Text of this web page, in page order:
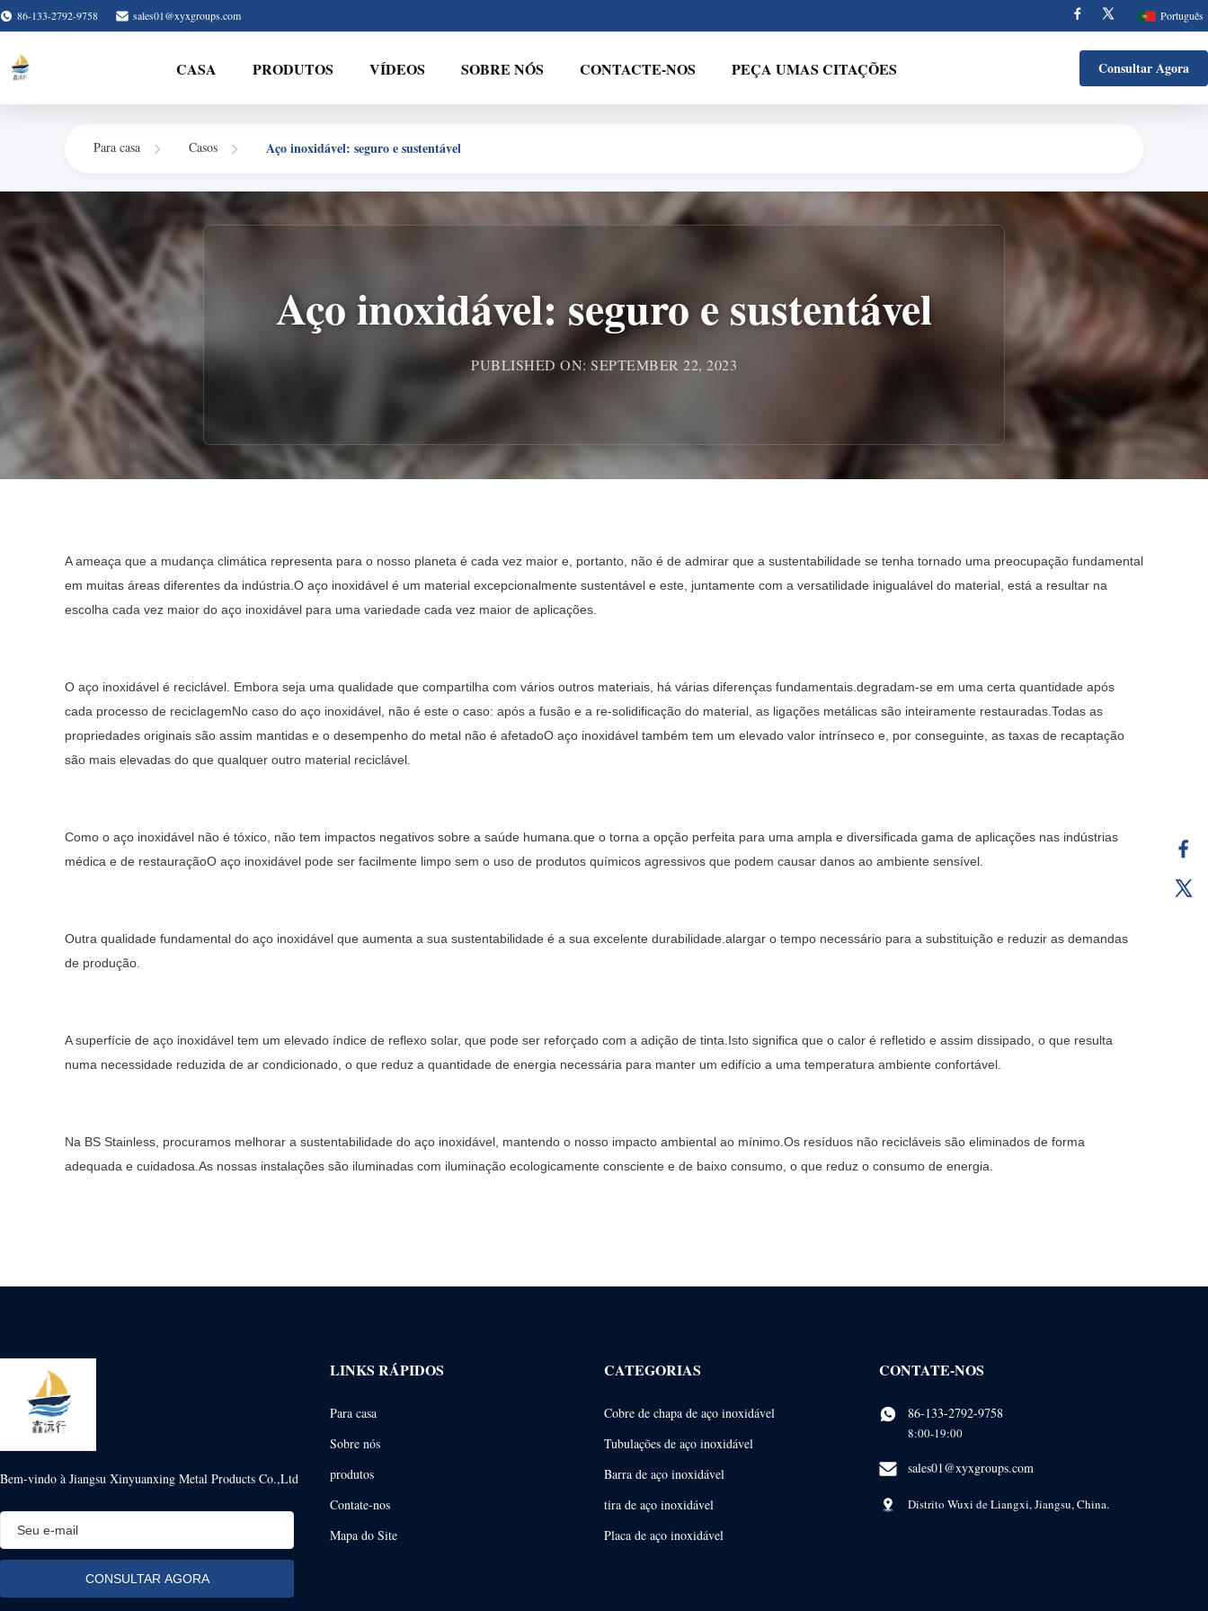
86-133-2792-9758 sales01@xyxgroups.com Português
CASA PRODUTOS VÍDEOS SOBRE NÓS CONTACTE-NOS PEÇA UMAS CITAÇÕES Consultar Agora
Para casa Casos Aço inoxidável: seguro e sustentável
Aço inoxidável: seguro e sustentável
PUBLISHED ON: SEPTEMBER 22, 2023
A ameaça que a mudança climática representa para o nosso planeta é cada vez maior e, portanto, não é de admirar que a sustentabilidade se tenha tornado uma preocupação fundamental
em muitas áreas diferentes da indústria.O aço inoxidável é um material excepcionalmente sustentável e este, juntamente com a versatilidade inigualável do material, está a resultar na
escolha cada vez maior do aço inoxidável para uma variedade cada vez maior de aplicações.
O aço inoxidável é reciclável. Embora seja uma qualidade que compartilha com vários outros materiais, há várias diferenças fundamentais.degradam-se em uma certa quantidade após
cada processo de reciclagemNo caso do aço inoxidável, não é este o caso: após a fusão e a re-solidificação do material, as ligações metálicas são inteiramente restauradas.Todas as
propriedades originais são assim mantidas e o desempenho do metal não é afetadoO aço inoxidável também tem um elevado valor intrínseco e, por conseguinte, as taxas de recaptação
são mais elevadas do que qualquer outro material reciclável.
Como o aço inoxidável não é tóxico, não tem impactos negativos sobre a saúde humana.que o torna a opção perfeita para uma ampla e diversificada gama de aplicações nas indústrias
médica e de restauraçãoO aço inoxidável pode ser facilmente limpo sem o uso de produtos químicos agressivos que podem causar danos ao ambiente sensível.
Outra qualidade fundamental do aço inoxidável que aumenta a sua sustentabilidade é a sua excelente durabilidade.alargar o tempo necessário para a substituição e reduzir as demandas
de produção.
A superfície de aço inoxidável tem um elevado índice de reflexo solar, que pode ser reforçado com a adição de tinta.Isto significa que o calor é refletido e assim dissipado, o que resulta
numa necessidade reduzida de ar condicionado, o que reduz a quantidade de energia necessária para manter um edifício a uma temperatura ambiente confortável.
Na BS Stainless, procuramos melhorar a sustentabilidade do aço inoxidável, mantendo o nosso impacto ambiental ao mínimo.Os resíduos não recicláveis são eliminados de forma
adequada e cuidadosa.As nossas instalações são iluminadas com iluminação ecologicamente consciente e de baixo consumo, o que reduz o consumo de energia.
Bem-vindo à Jiangsu Xinyuanxing Metal Products Co.,Ltd
LINKS RÁPIDOS
Para casa
Sobre nós
produtos
Contate-nos
Mapa do Site
CATEGORIAS
Cobre de chapa de aço inoxidável
Tubulações de aço inoxidável
Barra de aço inoxidável
tira de aço inoxidável
Placa de aço inoxidável
CONTATE-NOS
86-133-2792-9758
8:00-19:00
sales01@xyxgroups.com
Distrito Wuxi de Liangxi, Jiangsu, China.